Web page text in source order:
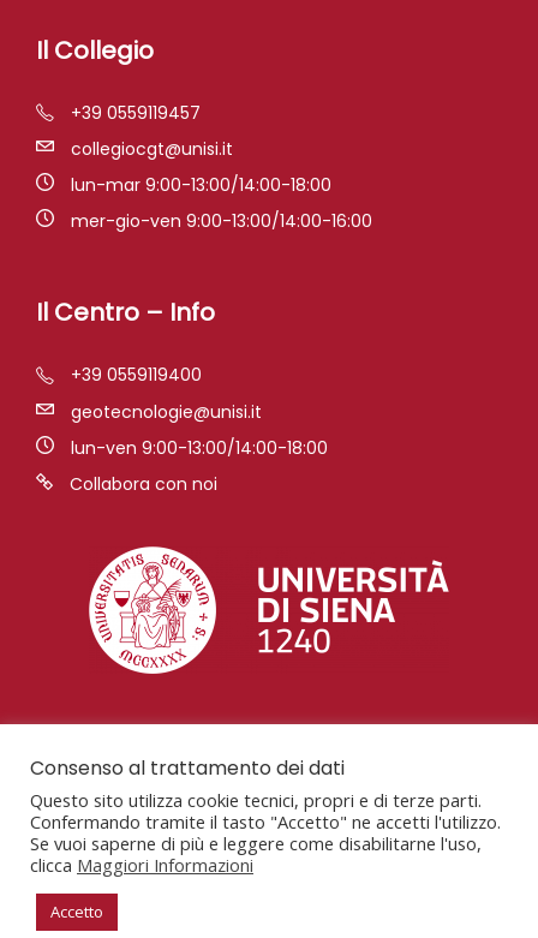
Il Collegio
+39 0559119457
collegiocgt@unisi.it
lun-mar 9:00-13:00/14:00-18:00
mer-gio-ven 9:00-13:00/14:00-16:00
Il Centro – Info
+39 0559119400
geotecnologie@unisi.it
lun-ven 9:00-13:00/14:00-18:00
Collabora con noi
San Giovanni Valdarno, AR, Via Vetri Vecchi, 34,
P.Iva: 00273530527 – C.F. 80002070524
Consenso al trattamento dei dati
Questo sito utilizza cookie tecnici, propri e di terze parti.
Confermando tramite il tasto "Accetto" ne accetti l'utilizzo.
Se vuoi saperne di più e leggere come disabilitarne l'uso,
clicca Maggiori Informazioni
Accetto